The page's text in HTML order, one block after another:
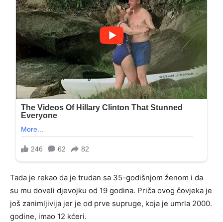
Tada je rekao da je trudan sa 35-godišnjom ženom i da
su mu doveli djevojku od 19 godina. Priča ovog čovjeka je
još zanimljivija jer je od prve supruge, koja je umrla 2000.
godine, imao 12 kćeri.